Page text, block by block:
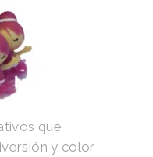
que
y color